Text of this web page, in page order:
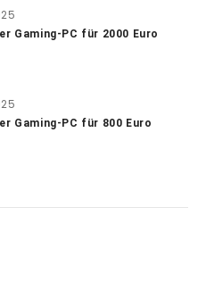
Gaming-PC für 2000 Euro
Gaming-PC für 800 Euro